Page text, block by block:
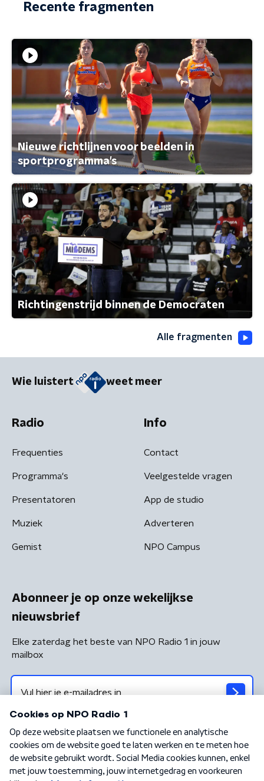
Recente fragmenten
Nieuwe richtlijnen voor beelden in
sportprogramma's
Richtingenstrijd binnen de Democraten
Alle fragmenten
Wie luistert weet meer
Radio
Frequenties
Programma's
Presentatoren
Muziek
Gemist
Info
Contact
Veelgestelde vragen
App de studio
Adverteren
NPO Campus
Abonneer je op onze wekelijkse
nieuwsbrief
Elke zaterdag het beste van NPO Radio 1 in jouw
mailbox
Algemene voorwaarden